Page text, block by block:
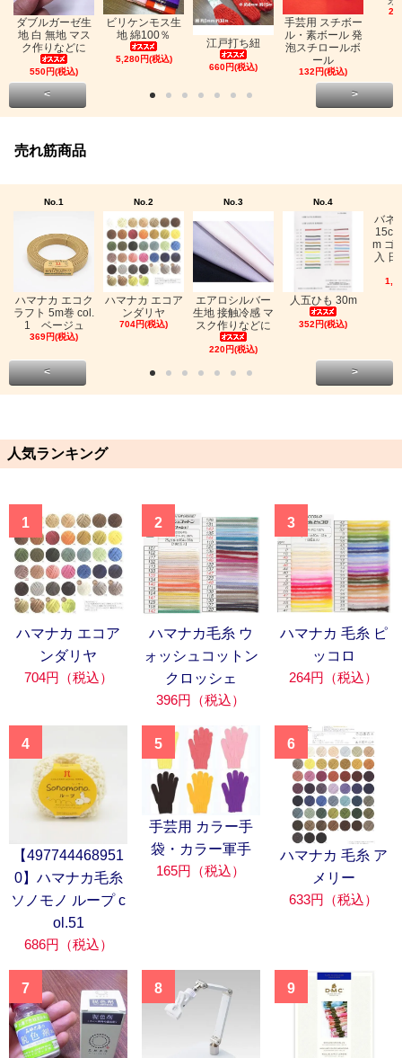
ダブルガーゼ生
地 白 無地 マス
ク作りなどに
550円(税込)
ビリケンモス生
地 綿100％
5,280円(税込)
江戸打ち紐
660円(税込)
手芸用 スチボー
ル・素ボール 発
泡スチロールボ
ール
132円(税込)
< >
売れ筋商品
No.1
ハマナカ エコク
ラフト 5m巻 col.
1 ベージュ
369円(税込)
No.2
ハマナカ エコア
ンダリヤ
704円(税込)
No.3
エアロシルバー
生地 接触冷感 マ
スク作りなどに
220円(税込)
No.4
人五ひも 30m
352円(税込)
バネ
m ゴ
入
< >
人気ランキング
1
ハマナカ エコア
ンダリヤ
704円（税込）
2
ハマナカ毛糸 ウ
ォッシュコットン
クロッシェ
396円（税込）
3
ハマナカ 毛糸 ピ
ッコロ
264円（税込）
4
【497744468951
0】ハマナカ毛糸
ソノモノ ループ c
ol.51
686円（税込）
5
手芸用 カラー手
袋・カラー軍手
165円（税込）
6
ハマナカ 毛糸 ア
メリー
633円（税込）
7 8 9